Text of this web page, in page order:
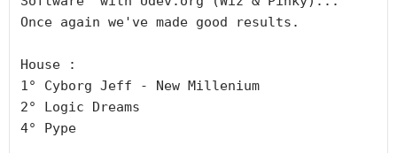
Once again we've made good results.
House :
1° Cyborg Jeff - New Millenium
2° Logic Dreams
4° Pype